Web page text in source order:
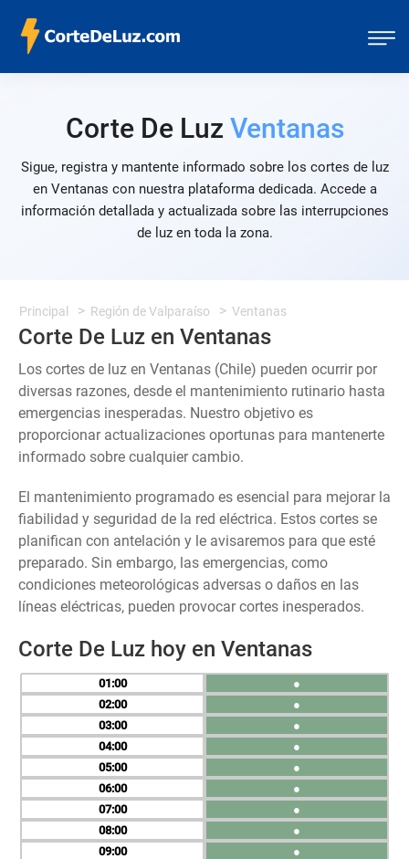
Corte De Luz Ventanas
Sigue, registra y mantente informado sobre los cortes de luz
en Ventanas con nuestra plataforma dedicada. Accede a
información detallada y actualizada sobre las interrupciones
de luz en toda la zona.
Principal Región de Valparaíso Ventanas
Corte De Luz en Ventanas
Los cortes de luz en Ventanas (Chile) pueden ocurrir por
diversas razones, desde el mantenimiento rutinario hasta
emergencias inesperadas. Nuestro objetivo es
proporcionar actualizaciones oportunas para mantenerte
informado sobre cualquier cambio.
El mantenimiento programado es esencial para mejorar la
fiabilidad y seguridad de la red eléctrica. Estos cortes se
planifican con antelación y le avisaremos para que esté
preparado. Sin embargo, las emergencias, como
condiciones meteorológicas adversas o daños en las
líneas eléctricas, pueden provocar cortes inesperados.
Corte De Luz hoy en Ventanas
01
02
03
04
05
06
07
08
09
●
●
●
●
●
●
●
●
●